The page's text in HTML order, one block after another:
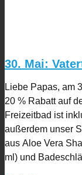
30. Mai:
Liebe Papas, am
20 % Rabatt auf
Freizeitbad ist
außerdem unser
aus Aloe Vera
ml) und